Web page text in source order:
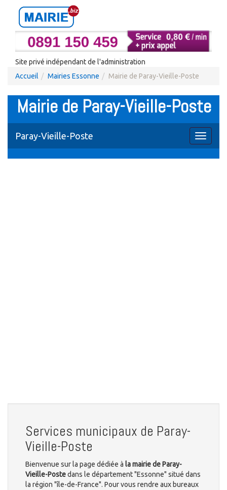
Site privé indépendant de l'administration
Accueil
Mairies Essonne Mairie de Paray-Vieille-Poste
Mairie de Paray-Vieille-Poste
Toggle
Paray-Vieille-Poste
Services municipaux de Paray-
Vieille-Poste
Bienvenue sur la page dédiée à la mairie de Paray-
Vieille-Postedans le département "Essonne" situé dans
la région "île-de-France". Pour vous rendre aux bureaux